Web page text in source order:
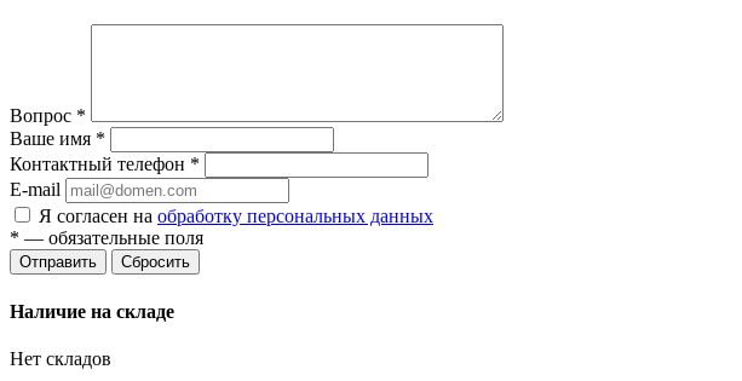
Вопрос *
Ваше имя *
Контактный телефон *
E-mail
Я согласен на обработку персональных данных
* — обязательные поля
Сбросить
Наличие на складе
Нет складов